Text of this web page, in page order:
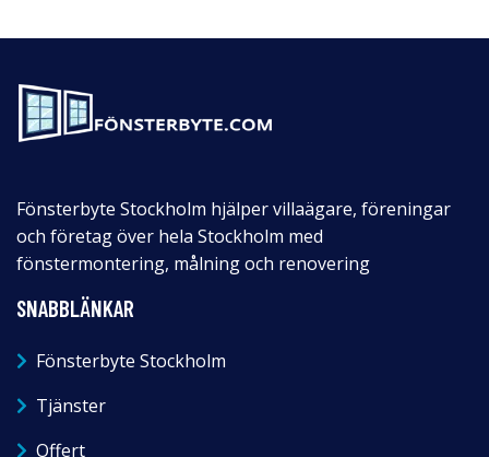
Fönsterbyte Stockholm hjälper villaägare, föreningar
och företag över hela Stockholm med
fönstermontering, målning och renovering
SNABBLÄNKAR
Fönsterbyte Stockholm
Tjänster
Offert